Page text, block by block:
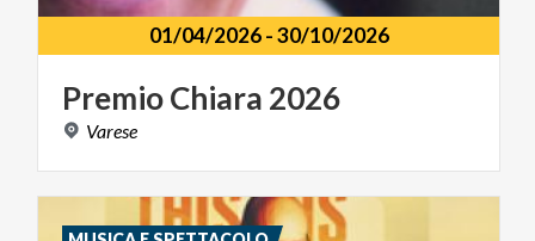
01/04/2026-30/10/2026
PremioChiara 2026
Varese